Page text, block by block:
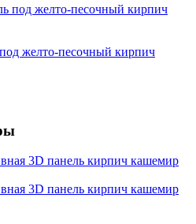
желто-песочный кирпич